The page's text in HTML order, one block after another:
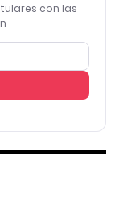
con las